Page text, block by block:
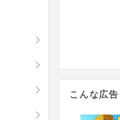
こんな広